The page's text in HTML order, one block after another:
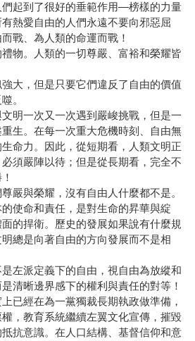
們起到了很好的垂範作用—榜樣的力量
熱愛自由的人們永遠不要向邪惡屈
戰、為人類的命運而戰！
物。人類的一切尊嚴、富裕和榮耀皆
大，但是只要它們違反了自由的價值
。
明一次又一次遇到嚴峻挑戰，但是一
生。在每一次重大危機時刻、自由無
命力。因此，從短期看，人類文明正
須嚴陣以待；但是從長期看，完全不
嚴與榮耀，沒有自由人什麼都不是。
使命和責任，是對生命的昇華與綻
的捍衛。歷史的發展如果說有什麼規
總是向著自由的方向發展而不是相
左派定義下的自由，視自由為放縱和
清晰邊界感下的權利與責任的對等！
已經在為一黨獨裁長期執政做準備，
，教育系統繼續左翼文化宣傳，摧毀
抗意識。在人口結構、基督信仰和意